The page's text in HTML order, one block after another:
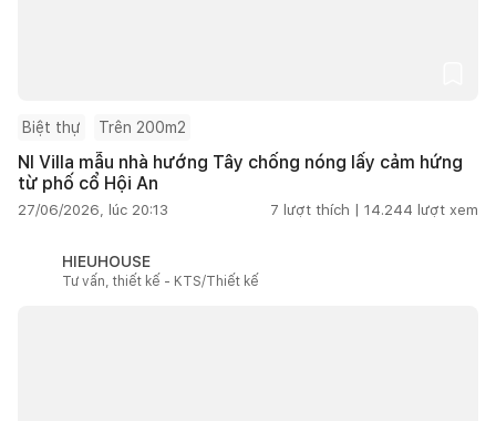
Biệt thự Trên 200m2
NI Villa mẫu nhà hướng Tây chống nóng lấy cảm hứng
từ phố cổ Hội An
27/06/2026, lúc 20:13 7 lượt thích | 14.244 lượt xem
HIEUHOUSE
Tư vấn, thiết kế - KTS/Thiết kế